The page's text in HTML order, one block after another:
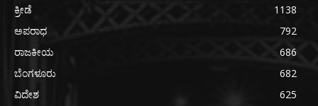
ಕ್ರೀಡೆ
1138
ಅಪರಾಧ
792
ರಾಜಕೀಯ
686
ಬೆಂಗಳೂರು
682
ವಿದೇಶ
625